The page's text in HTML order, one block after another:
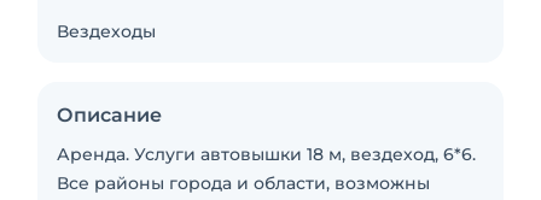
Вездеходы
Описание
Аренда. Услуги автовышки 18 м, вездеход, 6*6.
Все районы города и области, возможны